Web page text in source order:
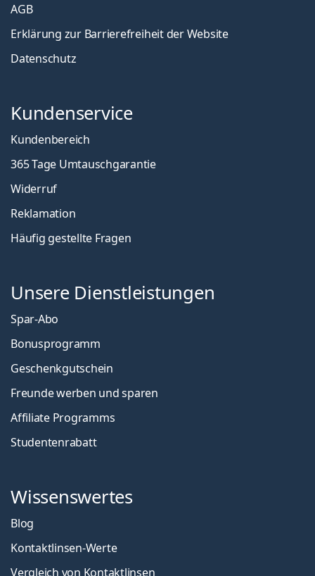
AGB
Erklärung zur Barrierefreiheit der Website
Datenschutz
Kundenservice
Kundenbereich
365 Tage Umtauschgarantie
Widerruf
Reklamation
Häufig gestellte Fragen
Unsere Dienstleistungen
Spar-Abo
Bonusprogramm
Geschenkgutschein
Freunde werben und sparen
Affiliate Programms
Studentenrabatt
Wissenswertes
Blog
Kontaktlinsen-Werte
Vergleich von Kontaktlinsen